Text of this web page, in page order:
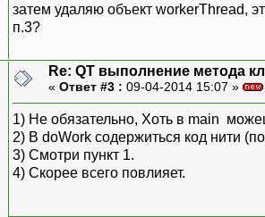
затем удаляю объект workerThread,
п.3?
Re: QT выполнение метода
« Ответ #3 : 09-04-2014 15:07 »
1) Не обязательно, Хоть в main
2) В doWork содержиться код нити
3) Смотри пункт 1.
4) Скорее всего повлияет.